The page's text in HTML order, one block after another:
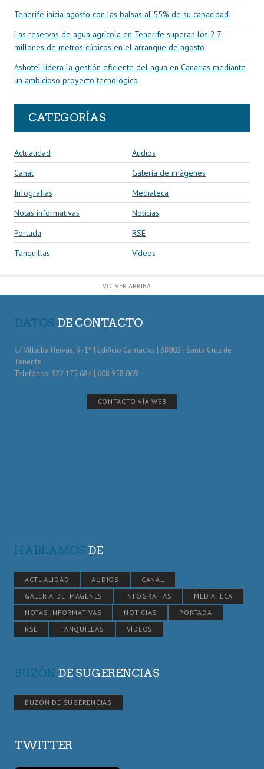
Tenerife inicia agosto con las balsas al 55% de su capacidad
Las reservas de agua agrícola en Tenerife superan los 2,7
millones de metros cúbicos en el arranque de agosto
Ashotel lidera la gestión eficiente del agua en Canarias mediante
un ambicioso proyecto tecnológico
CATEGORÍAS
Actualidad
Audios
Canal
Galería de imágenes
Infografías
Mediateca
Notas informativas
Noticias
Portada
RSE
Tanquillas
Vídeos
VOLVER ARRIBA
DATOS DE CONTACTO
C/ Villalba Hervás, 9 -1º | Edificio Camacho | 38002 · Santa Cruz de
Tenerife
Telefónos: 822 175 684 | 608 958 069
CONTACTO VÍA WEB
HABLAMOS DE
ACTUALIDAD AUDIOS
CANAL
GALERÍA DE IMÁGENES
INFOGRAFÍAS
MEDIATECA
NOTAS INFORMATIVAS
NOTICIAS
PORTADA
RSE
TANQUILLAS VÍDEOS
BUZÓN DE SUGERENCIAS
BUZÓN DE SUGERENCIAS
TWITTER